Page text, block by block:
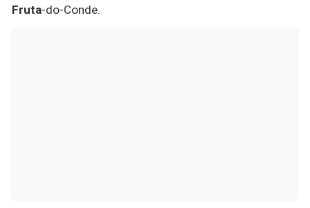
Fruta-do-Conde.